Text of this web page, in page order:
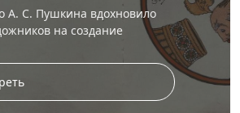
А. С. Пушкина вдохновило
на создание
особенно – к сказкам.